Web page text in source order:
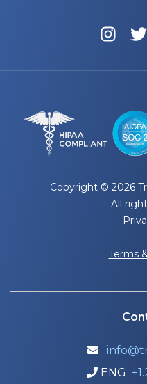
Copyright © 2026
All
Terms

 ENG